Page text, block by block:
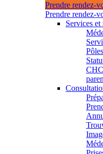
Prendre rendez-
Prendre rendez-
Services et
Pôles